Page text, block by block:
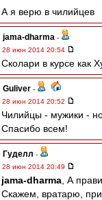
А я верю в чилийцев
jama-dharma -
28 июн 2014 20:54
Сколари в курсе как
Guliver -
28 июн 2014 20:52
Чилийцы - мужики -
Спасибо всем!
Гуделл -
28 июн 2014 20:49
jama-dharma , А
Скажем, вратарю,